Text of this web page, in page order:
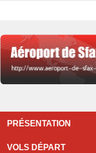
PRÉSENTATION
VOLS DÉPART